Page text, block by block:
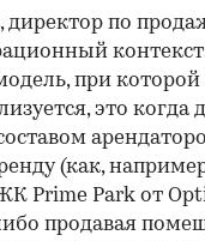
директор по
при
это когда
(как,
Prime Park от
продавая